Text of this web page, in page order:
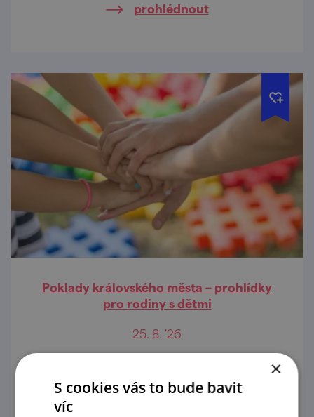
prohlédnout
Poklady královského města – prohlídky
pro rodiny s dětmi
25. 8. '26
zábavnou formou!
×
S cookies vás to bude bavit
víc